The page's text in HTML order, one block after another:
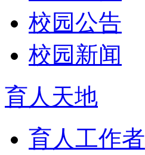
校园公告
校园新闻
育人天地
育人工作者